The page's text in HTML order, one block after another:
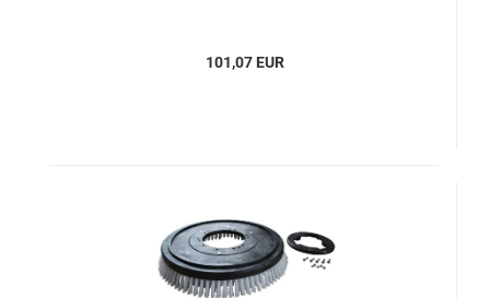
101,07 EUR